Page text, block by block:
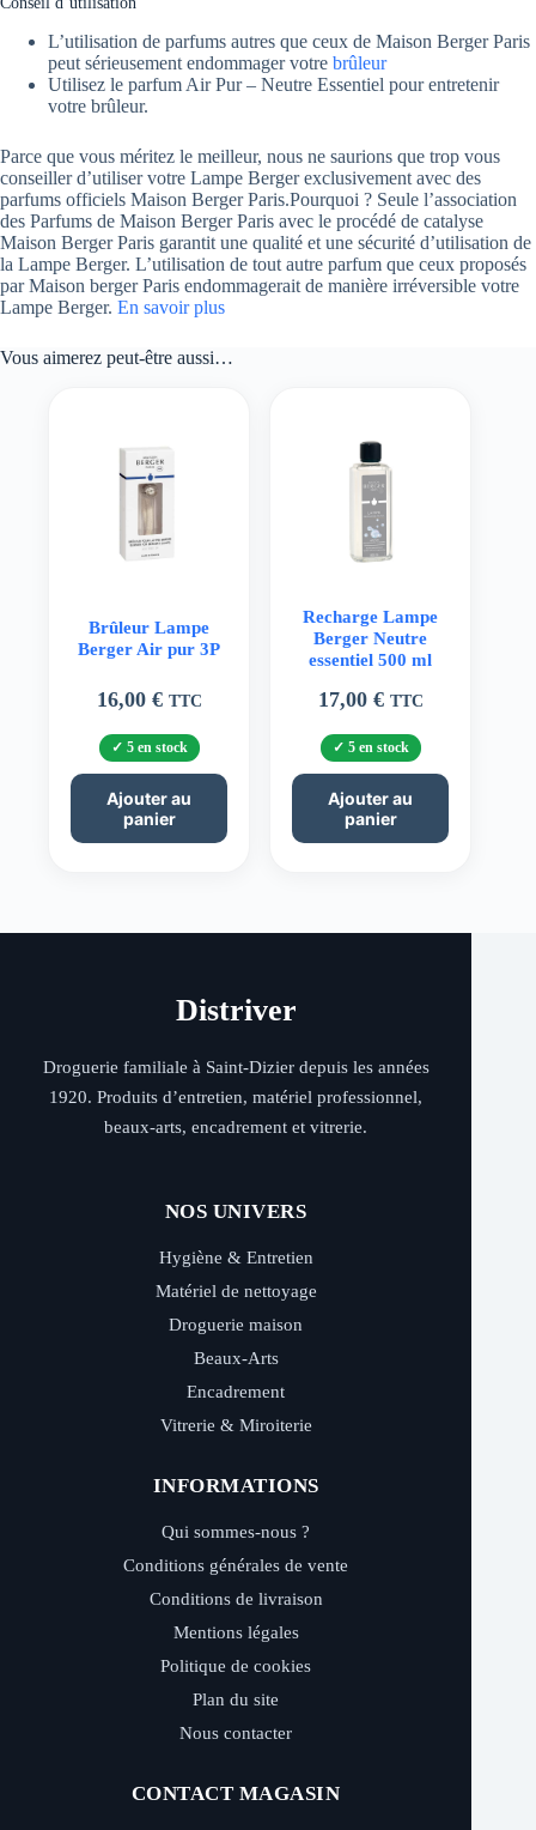
L’utilisation de parfums autres que ceux de Maison Berger Paris
peut sérieusement endommager votre brûleur
Utilisez le parfum Air Pur – Neutre Essentiel pour entretenir
votre brûleur.
Parce que vous méritez le meilleur, nous ne saurions que trop vous
conseiller d’utiliser votre Lampe Berger exclusivement avec des
parfums officiels Maison Berger Paris.Pourquoi ? Seule l’association
des Parfums de Maison Berger Paris avec le procédé de catalyse
Maison Berger Paris garantit une qualité et une sécurité d’utilisation de
la Lampe Berger. L’utilisation de tout autre parfum que ceux proposés
par Maison berger Paris endommagerait de manière irréversible votre
Lampe Berger. En savoir plus
Vous aimerez peut-être aussi…
Brûleur Lampe
Berger Air pur 3P
16,00 € TTC
5 en stock
Ajouter au
panier
Recharge Lampe
Berger Neutre
essentiel 500 ml
17,00 € TTC
5 en stock
Ajouter au
panier
Distriver
Droguerie familiale à Saint-Dizier depuis les années
1920. Produits d’entretien, matériel professionnel,
beaux-arts, encadrement et vitrerie.
NOS UNIVERS
Hygiène & Entretien
Matériel de nettoyage
Droguerie maison
Beaux-Arts
Encadrement
Vitrerie & Miroiterie
INFORMATIONS
Qui sommes-nous ?
Conditions générales de vente
Conditions de livraison
Mentions légales
Politique de cookies
Plan du site
Nous contacter
CONTACT MAGASIN